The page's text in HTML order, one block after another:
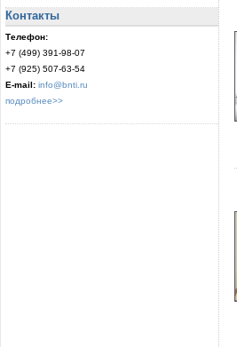
Контакты
Телефон:
+7 (499) 391-98-07
+7 (925) 507-63-54
E-mail: info@bnti.ru
подробнее>>